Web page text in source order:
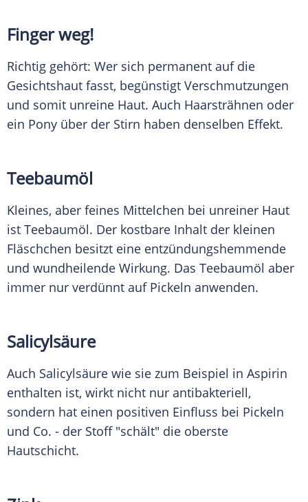
Finger weg!
Richtig gehört: Wer sich permanent auf die
Gesichtshaut fasst, begünstigt Verschmutzungen
und somit unreine Haut. Auch Haarsträhnen oder
ein Pony über der Stirn haben denselben Effekt.
Teebaumöl
Kleines, aber feines Mittelchen bei unreiner Haut
ist Teebaumöl. Der kostbare Inhalt der kleinen
Fläschchen besitzt eine entzündungshemmende
und wundheilende Wirkung. Das Teebaumöl aber
immer nur verdünnt auf Pickeln anwenden.
Salicylsäure
Auch Salicylsäure wie sie zum Beispiel in Aspirin
enthalten ist, wirkt nicht nur antibakteriell,
sondern hat einen positiven Einfluss bei Pickeln
und Co. - der Stoff "schält" die oberste
Hautschicht.